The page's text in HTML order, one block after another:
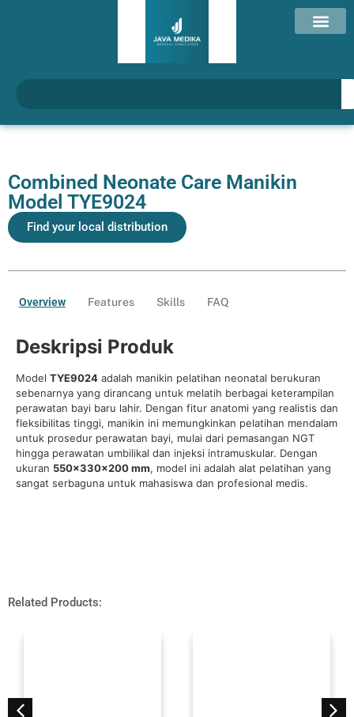
Combined Neonate Care Manikin
Model TYE9024
Find your local distribution
Overview Features Skills FAQ
Deskripsi Produk
Model TYE9024 adalah manikin pelatihan neonatal berukuran
sebenarnya yang dirancang untuk melatih berbagai keterampilan
perawatan bayi baru lahir. Dengan fitur anatomi yang realistis dan
fleksibilitas tinggi, manikin ini memungkinkan pelatihan mendalam
untuk prosedur perawatan bayi, mulai dari pemasangan NGT
hingga perawatan umbilikal dan injeksi intramuskular. Dengan
ukuran 550×330×200 mm, model ini adalah alat pelatihan yang
sangat serbaguna untuk mahasiswa dan profesional medis.
Related Products: